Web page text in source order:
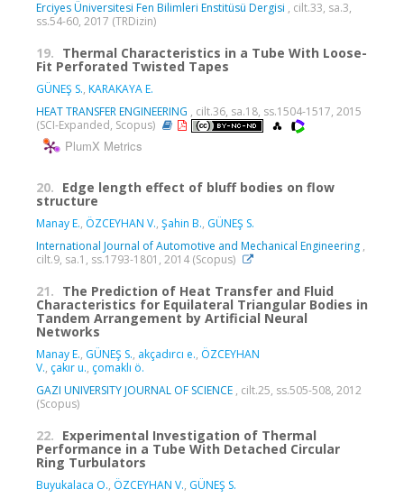
Erciyes Üniversitesi Fen Bilimleri Enstitüsü Dergisi , cilt.33, sa.3,
ss.54-60, 2017 (TRDizin)
19. Thermal Characteristics in a Tube With Loose-
Fit Perforated Twisted Tapes
GÜNEŞ S., KARAKAYA E.
HEAT TRANSFER ENGINEERING , cilt.36, sa.18, ss.1504-1517, 2015
(SCI-Expanded, Scopus)
PlumX Metrics
20. Edge length effect of bluff bodies on flow
structure
Manay E., ÖZCEYHAN V., Şahin B., GÜNEŞ S.
International Journal of Automotive and Mechanical Engineering ,
cilt.9, sa.1, ss.1793-1801, 2014 (Scopus)
21. The Prediction of Heat Transfer and Fluid
Characteristics for Equilateral Triangular Bodies in
Tandem Arrangement by Artificial Neural
Networks
Manay E., GÜNEŞ S., akçadırcı e., ÖZCEYHAN
V., çakır u., çomaklı ö.
GAZI UNIVERSITY JOURNAL OF SCIENCE , cilt.25, ss.505-508, 2012
(Scopus)
22. Experimental Investigation of Thermal
Performance in a Tube With Detached Circular
Ring Turbulators
Buyukalaca O., ÖZCEYHAN V., GÜNEŞ S.